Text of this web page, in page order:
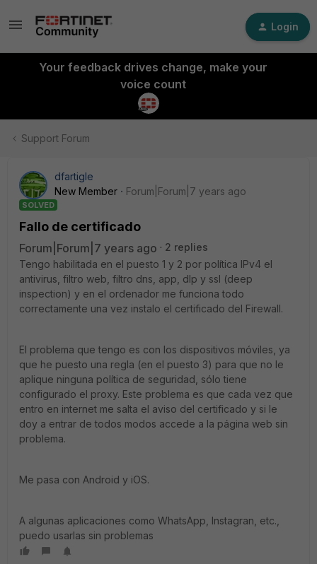
Login
Your feedback drives change, make your
voice count
Support Forum
dfartigle
New Member
Forum|Forum|7 years ago
SOLVED
Fallo de certificado
Forum|Forum|7 years ago
2 replies
Tengo habilitada en el puesto 1 y 2 por política IPv4 el
antivirus, filtro web, filtro dns, app, dlp y ssl (deep
inspection) y en el ordenador me funciona todo
correctamente una vez instalo el certificado del Firewall.
El problema que tengo es con los dispositivos móviles, ya
que he puesto una regla (en el puesto 3) para que no le
aplique ninguna política de seguridad, sólo tiene
configurado el proxy. Este problema es que cada vez que
entro en internet me salta el aviso del certificado y si le
doy a entrar de todos modos accede a la página web sin
problema.
Me pasa con Android y iOS.
A algunas aplicaciones como WhatsApp, Instagran, etc.,
puedo usarlas sin problemas